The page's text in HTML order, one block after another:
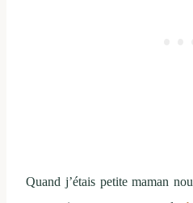
Quand j’étais petite maman